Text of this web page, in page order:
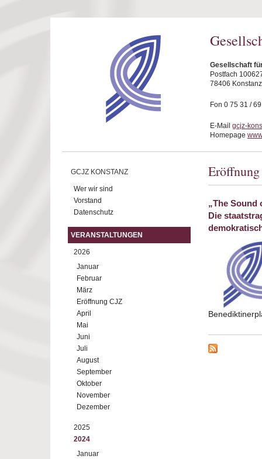
Gesellschaft
Postfach
78406 Konstanz
Fon 0 75 31 /
E-Mail gcjz-
Homepage
GCJZ KONSTANZ
Wer wir sind
Vorstand
Datenschutz
VERANSTALTUNGEN
2026
Januar
Februar
März
Eröffnung CJZ
April
Mai
Juni
Juli
August
September
Oktober
November
Dezember
2025
2024
Januar
„The Sound
Die